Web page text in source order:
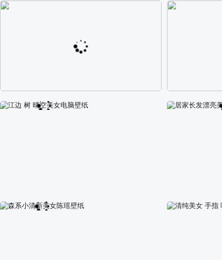
阿尔卑斯山区自然风景壁纸 校园长发可爱
江边 树 晴空美女电脑壁纸 居家长发漂亮